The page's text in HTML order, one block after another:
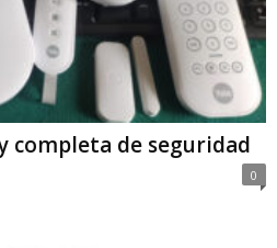
completa de seguridad
0